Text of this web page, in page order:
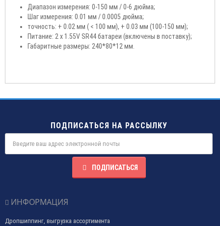
Диапазон измерения: 0-150 мм / 0-6 дюйма;
Шаг измерения: 0.01 мм / 0.0005 дюйма;
точность: + 0.02 мм ( < 100 мм), + 0.03 мм (100-150 мм);
Питание: 2 х 1.55V SR44 батареи (включены в поставку);
Габаритные размеры: 240*80*12 мм.
ПОДПИСАТЬСЯ НА РАССЫЛКУ
ПОДПИСАТЬСЯ
ИНФОРМАЦИЯ
Дропшиппинг, выгрузка ассортимента